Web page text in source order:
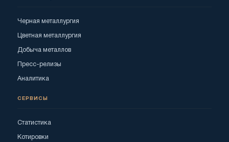
Черная металлургия
Цветная металлургия
Добыча металлов
Пресс-релизы
Аналитика
СЕРВИСЫ
Статистика
Котировки